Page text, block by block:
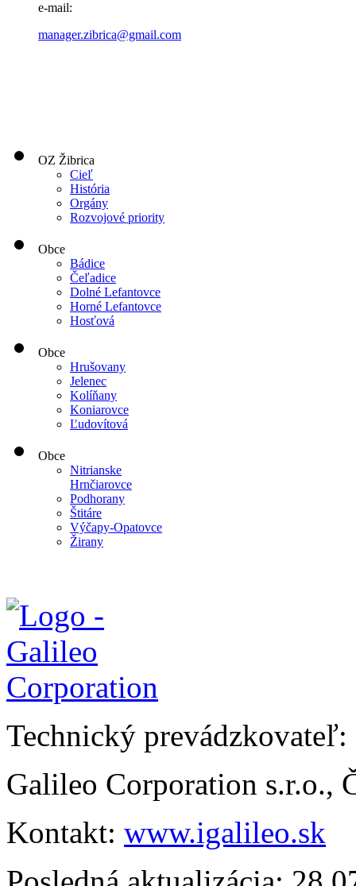
e-mail:
manager.zibrica@gmail.com
OZ Žibrica
Cieľ
História
Orgány
Rozvojové priority
Obce
Bádice
Čeľadice
Dolné Lefantovce
Horné Lefantovce
Hosťová
Obce
Hrušovany
Jelenec
Kolíňany
Koniarovce
Ľudovítová
Obce
Nitrianske
Hrnčiarovce
Podhorany
Štitáre
Výčapy-Opatovce
Žirany
Technický prevádzkovateľ:
Galileo Corporation s.r.o.,
Kontakt: www.igalileo.sk